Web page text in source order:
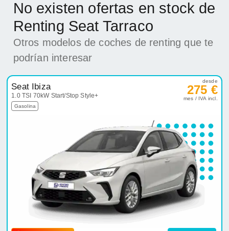
No existen ofertas en stock de
Renting Seat Tarraco
Otros modelos de coches de renting que te
podrían interesar
Seat Ibiza
1.0 TSI 70kW Start/Stop Style+
Gasolina
desde
275 €
mes / IVA incl.